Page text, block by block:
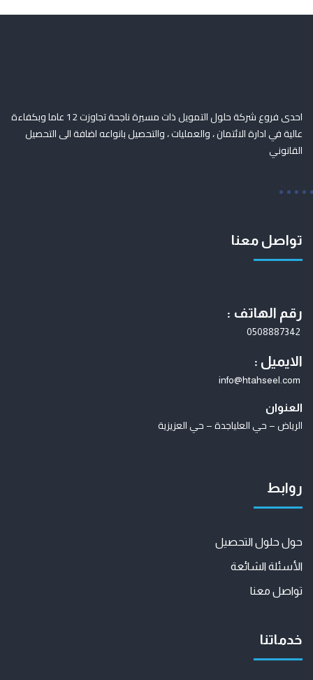
احدى فروع شركة حلول التمويل ذات مسيرة ناجحة تجاوزت 12 عاما وبكفاءة
عالية في ادارة الائتمان ، والعمليات ، والتحصيل بانواعه اضافة الى التحصيل
القانوني
تواصل معنا
رقم الهاتف :
0508887342
الايميل :
info@htahseel.com
العنوان
الرياض – حي العلياجدة – حي العزيزية
روابط
حول حلول التحصيل
الأسئلة الشائعة
تواصل معنا
خدماتنا